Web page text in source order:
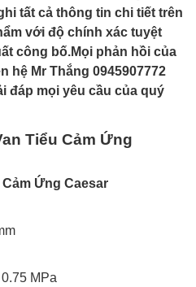
tất cả thông tin chi tiết trên
với độ chính xác tuyệt
công bố.Mọi phản hồi của
hệ Mr Thắng 0945907772
đáp mọi yêu cầu của quý
Tiểu Cảm Ứng
Cảm Ứng Caesar
MPa